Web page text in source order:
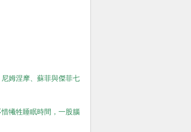
姆涅摩、蘇菲與傑菲七
犧牲睡眠時間，一股腦